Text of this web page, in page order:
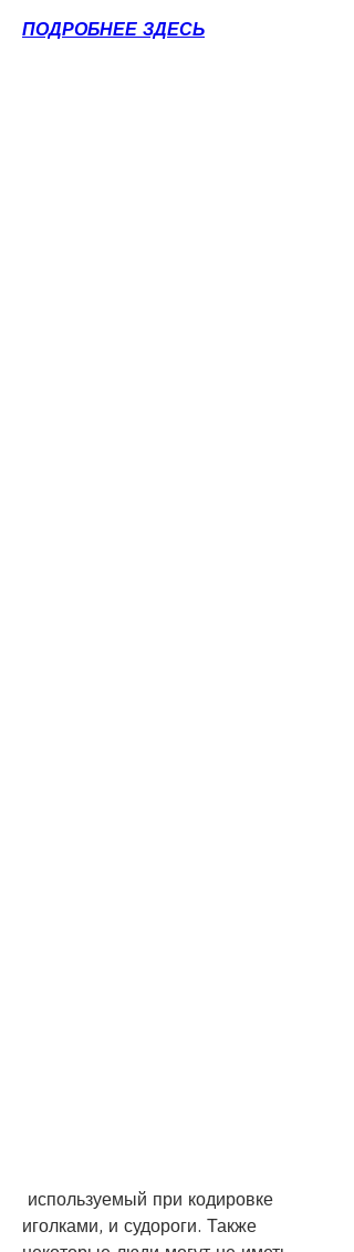
ПОДРОБНЕЕ ЗДЕСЬ
иголками, и судороги. Также